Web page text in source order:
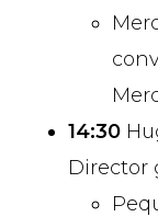
14:30
Director